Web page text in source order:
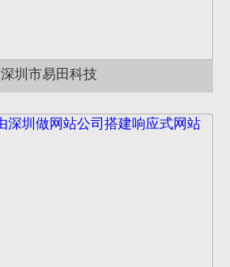
深圳市易田科技